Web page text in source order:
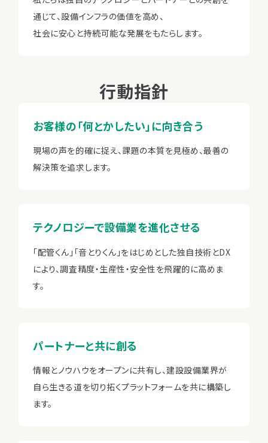
通じて、 設備インフラの価値を高め、
社会に安心と持続可能な発展をもたらします。
行動指針
お客様の「何とかしたい」に向き合う
現場の声を的確に捉え、課題の本質を見極め、最善の
解決策を追求します。
テクノロジーで設備業を進化させる
「配管くん」「音とりくん」をはじめとした独自技術とDX
により、調査精度・生産性・安全性を飛躍的に高めま
す。
パートナーと共に創る
情報とノウハウをオープンに共有し、建設設備業界が
自ら生きる道を切り拓くプラットフォームを共に構築し
ます。